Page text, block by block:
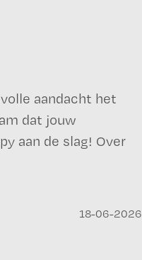
aandacht het
dat jouw
aan de slag! Over
18-06-2026